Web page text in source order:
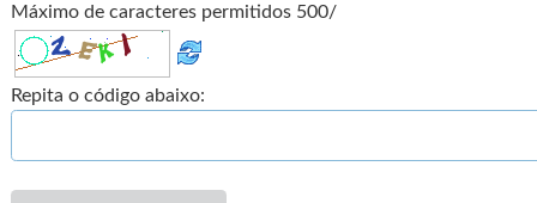
Máximo de caracteres permitidos 500/
Repita o código abaixo: